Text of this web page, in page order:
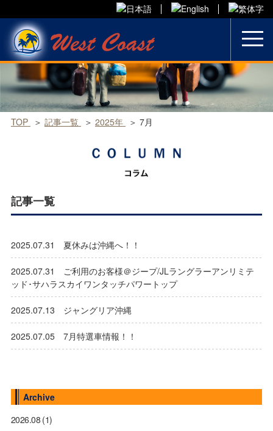
to
content
TOP 記事一覧 2025年 7月
記事一覧
2025.07.31 夏休みは沖縄へ！！
2025.07.31 ご利用のお客様＠ジープ/JLラングラーアンリミテ
ッド･サハラスカイワンタッチパワートップ
2025.07.13 ジャングリア沖縄
2025.07.05 7月特選車情報！！
Archive
2026.08 (1)